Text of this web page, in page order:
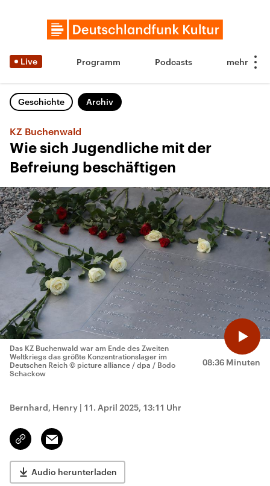
Live Programm Podcasts
Geschichte Archiv
KZ Buchenwald
Wie sich Jugendliche mit der
Befreiung beschäftigen
08:36 Minuten
Das KZ Buchenwald war am Ende des Zweiten
Weltkriegs das größte Konzentrationslager im
Deutschen Reich © picture alliance / dpa / Bodo
Schackow
Bernhard, Henry | 11. April 2025, 13:11 Uhr
Link
kopieren/teilen
Email
Audio herunterladen